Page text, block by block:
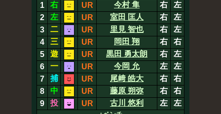
1 右 UR 今村 隼 右
左
2
左 UR 室田 匡人 右
左
3
二 UR 里見 智也 右
左
4
三 UR 岡田 翔 右
右
5
遊 UR 黒田 勇太朗 右
左
6
一 UR 今岡 允 左
左
7
捕 UR 尾﨑 皓大 右
右
8
中 UR 藤原 朔弥 右
右
9
投 UR 古川 悠利 左 左